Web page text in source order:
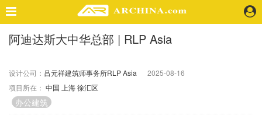
精选案例
景 观
室 内
视 频
阿迪达斯大中华总部 | RLP Asia
设计公司： 吕元祥建筑师事务所RLP Asia
2025-08-16
项目所在： 中国 上海徐汇区
办公建筑